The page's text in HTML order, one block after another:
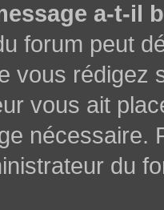
a-t-il
forum peut
vous rédigez
vous ait
nécessaire.
du